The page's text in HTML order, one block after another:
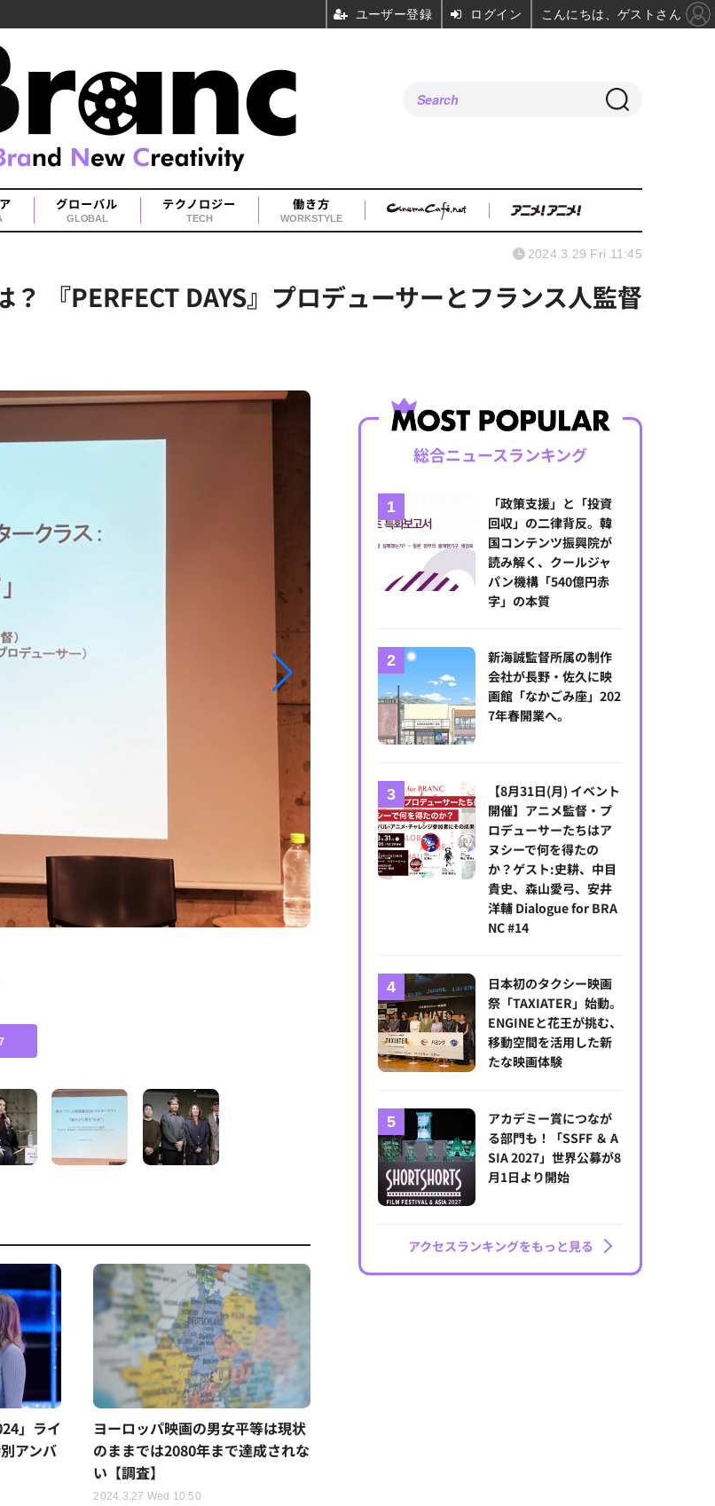
グローバル
GLOBAL
テクノロジー
TECH
働き方
WORKSTYLE
『PERFECT DAYS』プロデューサーとフランス人監督
2024.3.29 Fri 11:45
」ライ
アンバ
ヨーロッパ映画の男女平等は現状
のままでは2080年まで達成されな
い【調査】
2024.3.27 Wed 10:50
総合ニュースランキング
「政策支援」と「投資
回収」の二律背反。韓
国コンテンツ振興院が
読み解く、クールジャ
パン機構「540億円赤
字」の本質
新海誠監督所属の制作
会社が長野・佐久に映
画館「なかごみ座」202
7年春開業へ。
【8月31日(月) イベント
開催】アニメ監督・プ
ロデューサーたちはア
ヌシーで何を得たの
か？ゲスト:史耕、中目
貴史、森山愛弓、安井
洋輔 Dialogue for BRA
NC #14
日本初のタクシー映画
祭「TAXIATER」始動。
ENGINEと花王が挑む、
移動空間を活用した新
たな映画体験
アカデミー賞につなが
る部門も！「SSFF ＆ A
SIA 2027」世界公募が8
月1日より開始
アクセスランキングをもっと見る
ユーザー登録 ログイン こんにちは、ゲストさん